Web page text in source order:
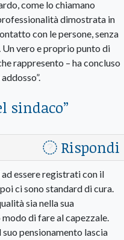
come lo chiamano
dimostrata in
con le persone, senza
vero e proprio punto di
rappresento – ha concluso
sindaco”
Rispondi
essere registrati con il
ci sono standard di cura.
sia nella sua
di fare al capezzale.
pensionamento lascia